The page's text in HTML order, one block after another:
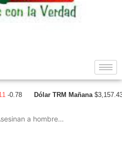
-0.78 Dólar TRM Mañana
a hombre…